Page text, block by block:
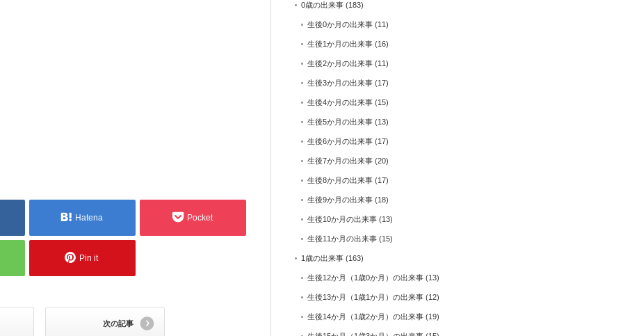
Hatena Pocket
Pin it
次の記事
0歳の出来事 (183)
生後0か月の出来事 (11)
生後1か月の出来事 (16)
生後2か月の出来事 (11)
生後3か月の出来事 (17)
生後4か月の出来事 (15)
生後5か月の出来事 (13)
生後6か月の出来事 (17)
生後7か月の出来事 (20)
生後8か月の出来事 (17)
生後9か月の出来事 (18)
生後10か月の出来事 (13)
生後11か月の出来事 (15)
1歳の出来事 (163)
生後12か月（1歳0か月）の出来事 (13)
生後13か月（1歳1か月）の出来事 (12)
生後14か月（1歳2か月）の出来事 (19)